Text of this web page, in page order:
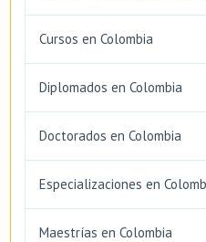
Cursos en Colombia
Diplomados en Colombia
Doctorados en Colombia
Especializaciones en
Maestrías en Colombia